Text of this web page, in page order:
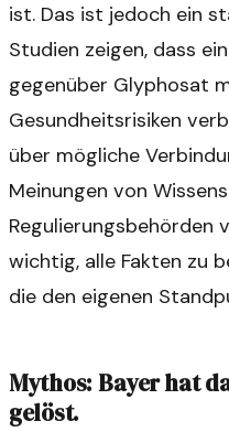
ist. Das ist jedoch ein
Studien zeigen, dass
gegenüber Glyphosat
Gesundheitsrisiken
über mögliche
Meinungen von
Regulierungsbehörden
wichtig, alle Fakten zu
die den eigenen
Mythos: Bayer hat
gelöst.